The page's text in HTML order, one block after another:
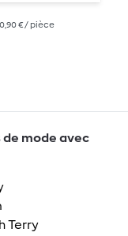
0,90 € / pièce
de mode avec
Terry